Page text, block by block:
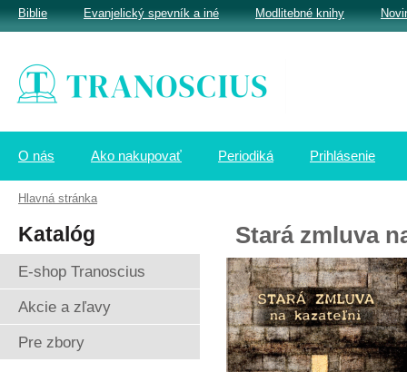
O nás Ako nakupovať Periodiká Prihlásenie
Stará zmluva
Katalóg
E-shop Tranoscius
Akcie a zľavy
Pre zbory
Biblie Evanjelický spevník a iné Modlitebné knihy
Hlavná stránka